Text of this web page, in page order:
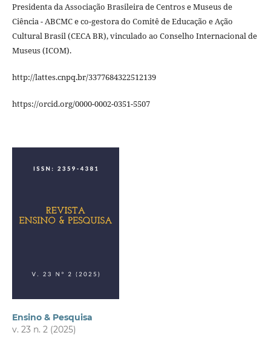
Presidenta da Associação Brasileira de Centros e Museus de
Ciência - ABCMC e co-gestora do Comitê de Educação e Ação
Cultural Brasil (CECA BR), vinculado ao Conselho Internacional de
Museus (ICOM).
http://lattes.cnpq.br/3377684322512139
https://orcid.org/0000-0002-0351-5507
Ensino & Pesquisa
v. 23 n. 2 (2025)